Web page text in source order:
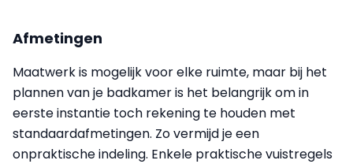
Afmetingen
Maatwerk is mogelijk voor elke ruimte, maar bij het
plannen van je badkamer is het belangrijk om in
eerste instantie toch rekening te houden met
standaardafmetingen. Zo vermijd je een
onpraktische indeling. Enkele praktische vuistregels